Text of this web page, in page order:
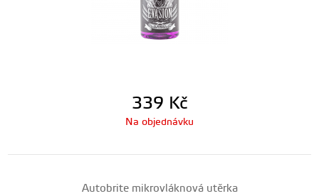
339 Kč
Na objednávku
Autobrite mikrovláknová utěrka